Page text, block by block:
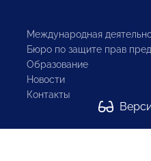
Международная
Бюро по защите прав
Образование
Новости
Контакты